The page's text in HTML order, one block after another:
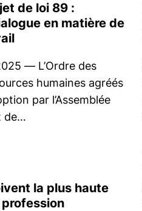
de loi 89 :
en matière de
— L’Ordre des
humaines agréés
par l’Assemblée
de…
la plus haute